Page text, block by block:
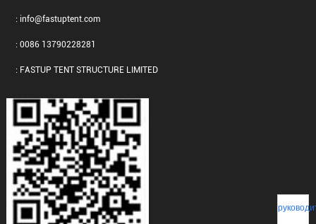
: info@fastuptent.com
: 0086 13790228281
: FASTUP TENT STRUCTURE LIMITED